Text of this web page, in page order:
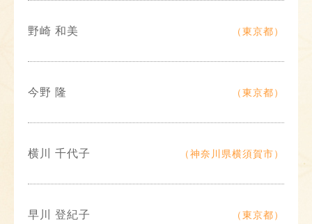
野崎 和美 （東京都）
今野 隆 （東京都）
横川 千代子 （神奈川県横須賀市）
早川 登紀子 （東京都）